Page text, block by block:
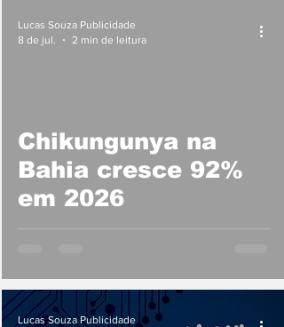
Chikungunya na
Bahia cresce 92%
em 2026
Lucas Souza Publicidade
8 de jul.
2 min de leitura
Lucas Souza Publicidade